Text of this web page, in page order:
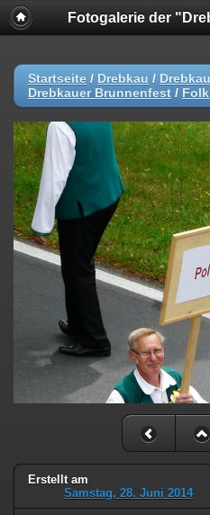
Fotogalerie der
Startseite / Drebkau /
Drebkauer Brunnenfest /
Erstellt am
Samstag, 28. Juni 2014